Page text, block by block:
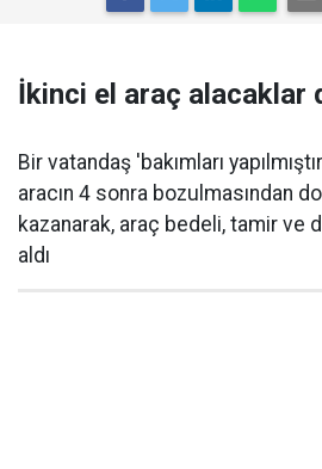
İkinci el araç alacaklar
Bir vatandaş 'bakımları
aracın 4 sonra bozulmasından
kazanarak, araç bedeli, tamir ve
aldı